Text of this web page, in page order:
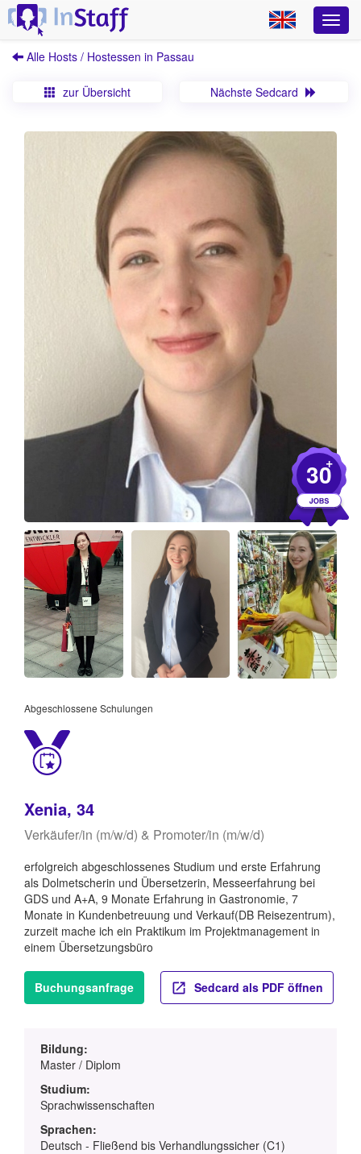
Alle Hosts / Hostessen in Passau
zur Übersicht Nächste Sedcard
30
+
Abgeschlossene Schulungen
Xenia, 34
Verkäufer/in (m/w/d) & Promoter/in (m/w/d)
erfolgreich abgeschlossenes Studium und erste Erfahrung
als Dolmetscherin und Übersetzerin, Messeerfahrung bei
GDS und A+A, 9 Monate Erfahrung in Gastronomie, 7
Monate in Kundenbetreuung und Verkauf(DB Reisezentrum),
zurzeit mache ich ein Praktikum im Projektmanagement in
einem Übersetzungsbüro
Buchungsanfrage Sedcard als PDF öffnen
Bildung:
Master / Diplom
Studium:
Sprachwissenschaften
Sprachen:
Deutsch - Fließend bis Verhandlungssicher (C1)